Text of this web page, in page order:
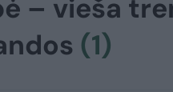
– vieša
(1)